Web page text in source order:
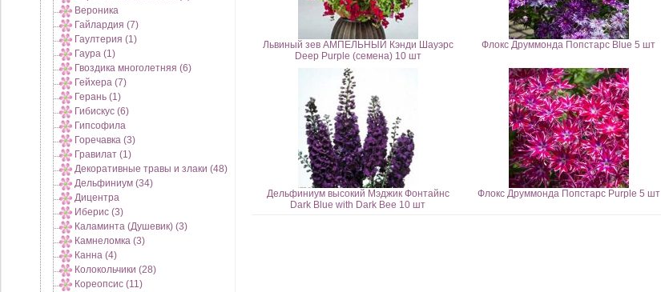
Вероника
Гайлардия (7)
Гаултерия (1)
Гаура (1)
Гвоздика многолетняя (6)
Гейхера (7)
Герань (1)
Гибискус (6)
Гипсофила
Горечавка (3)
Гравилат (1)
Декоративные травы и злаки (48)
Дельфиниум (34)
Дицентра
Иберис (3)
Каламинта (Душевик) (3)
Камнеломка (3)
Канна (4)
Колокольчики (28)
Кореопсис (11)
Львиный зев АМПЕЛЬНЫЙ Кэнди Шауэрс
Deep Purple (семена) 10 шт
Флокс Друммонда Попстарс Blue 5 шт
Дельфиниум высокий Мэджик Фонтайнс
Dark Blue with Dark Bee 10 шт
Флокс Друммонда Попстарс Purple 5 шт